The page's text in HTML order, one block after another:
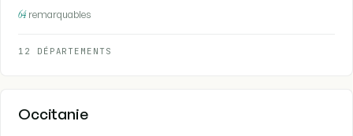
64remarquables
12 DÉPARTEMENTS
Occitanie